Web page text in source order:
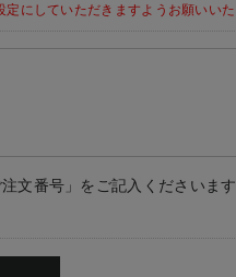
にしていただきますようお願いいた
文番号」をご記入くださいま